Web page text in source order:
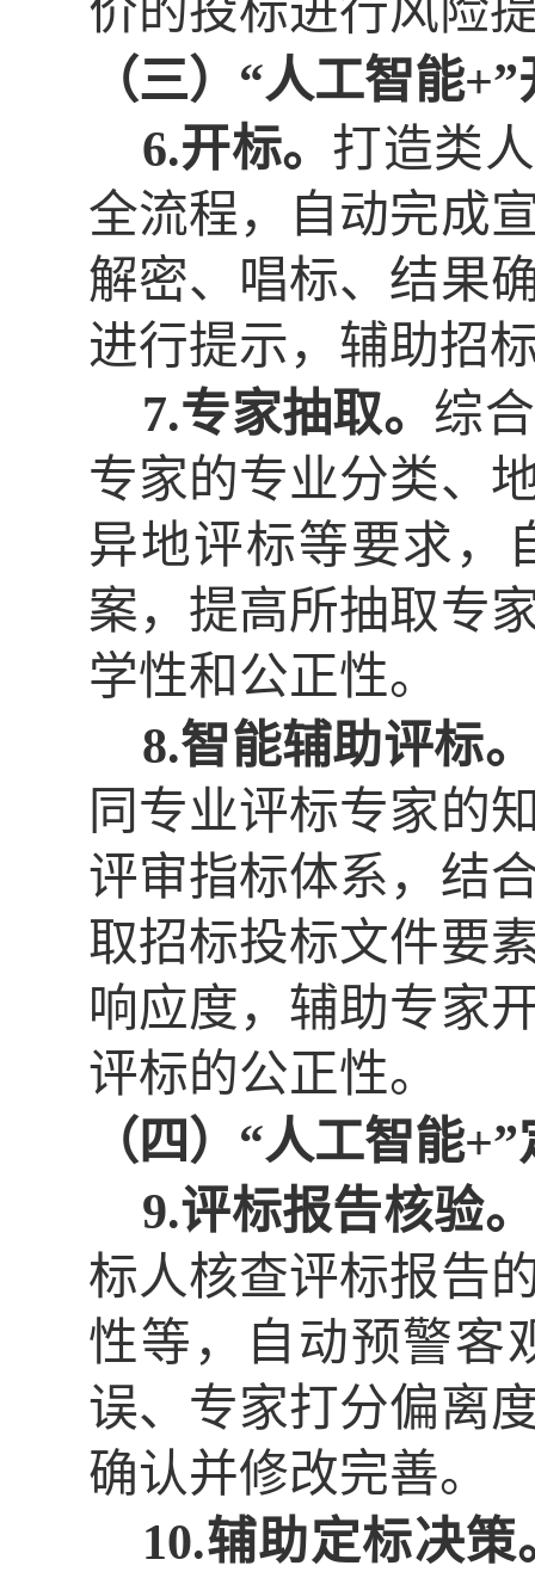
价的投标进行风险
（三） “人工智能
6.开标。 打造类
全流程，自动完成
解密、唱标、结果
进行提示，辅助招
7.专家抽取。 综
专家的专业分类、
异地评标等要求，
案，提高所抽取专
学性和公正性。
8.智能辅助评标。
同专业评标专家的
评审指标体系，结
取招标投标文件要
响应度，辅助专家
评标的公正性。
（四） “人工智能+”
9.评标报告核验。
标人核查评标报告
性等，自动预警客
误、专家打分偏离
确认并修改完善。
10.辅助定标决策